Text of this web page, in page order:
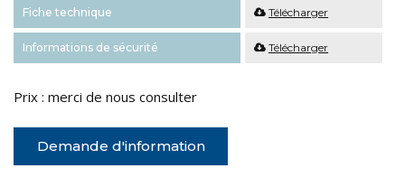
Fiche technique Télécharger
Informations de sécurité Télécharger
Prix : merci de nous consulter
Demande d'information